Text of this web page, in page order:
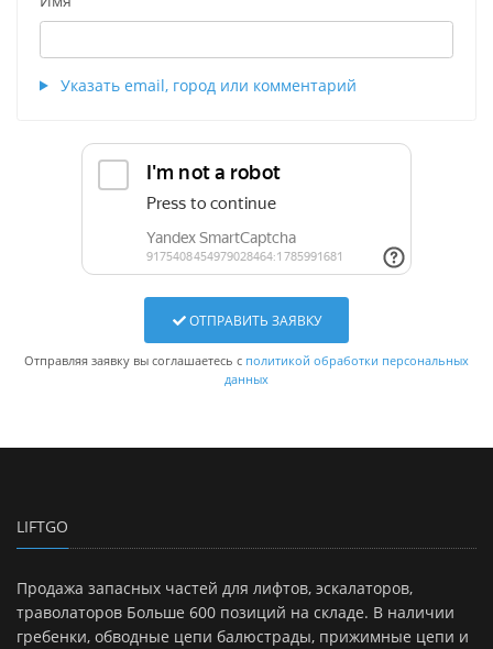
Указать email, город или комментарий
ОТПРАВИТЬ ЗАЯВКУ
Отправляя заявку вы соглашаетесь с политикой обработки персональных
данных
LIFTGO
Продажа запасных частей для лифтов, эскалаторов,
траволаторов Больше 600 позиций на складе. В наличии
гребенки, обводные цепи балюстрады, прижимные цепи и